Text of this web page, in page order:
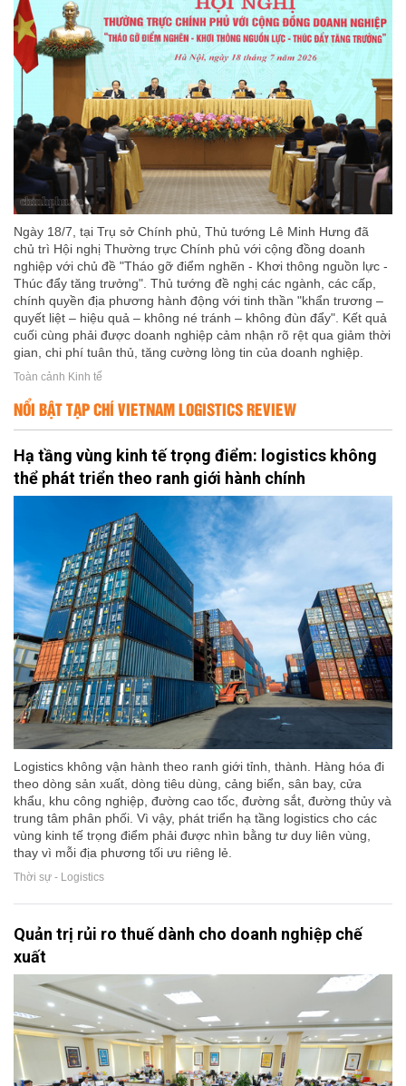
Ngày 18/7, tại Trụ sở Chính phủ, Thủ tướng Lê Minh Hưng đã
chủ trì Hội nghị Thường trực Chính phủ với cộng đồng doanh
nghiệp với chủ đề "Tháo gỡ điểm nghẽn - Khơi thông nguồn lực -
Thúc đẩy tăng trưởng". Thủ tướng đề nghị các ngành, các cấp,
chính quyền địa phương hành động với tinh thần "khẩn trương –
quyết liệt – hiệu quả – không né tránh – không đùn đẩy". Kết quả
cuối cùng phải được doanh nghiệp cảm nhận rõ rệt qua giảm thời
gian, chi phí tuân thủ, tăng cường lòng tin của doanh nghiệp.
Toàn cảnh Kinh tế
NỔI BẬT TẠP CHÍ VIETNAM LOGISTICS REVIEW
Hạ tầng vùng kinh tế trọng điểm: logistics không
thể phát triển theo ranh giới hành chính
Logistics không vận hành theo ranh giới tỉnh, thành. Hàng hóa đi
theo dòng sản xuất, dòng tiêu dùng, cảng biển, sân bay, cửa
khẩu, khu công nghiệp, đường cao tốc, đường sắt, đường thủy và
trung tâm phân phối. Vì vậy, phát triển hạ tầng logistics cho các
vùng kinh tế trọng điểm phải được nhìn bằng tư duy liên vùng,
thay vì mỗi địa phương tối ưu riêng lẻ.
Thời sự - Logistics
Quản trị rủi ro thuế dành cho doanh nghiệp chế
xuất